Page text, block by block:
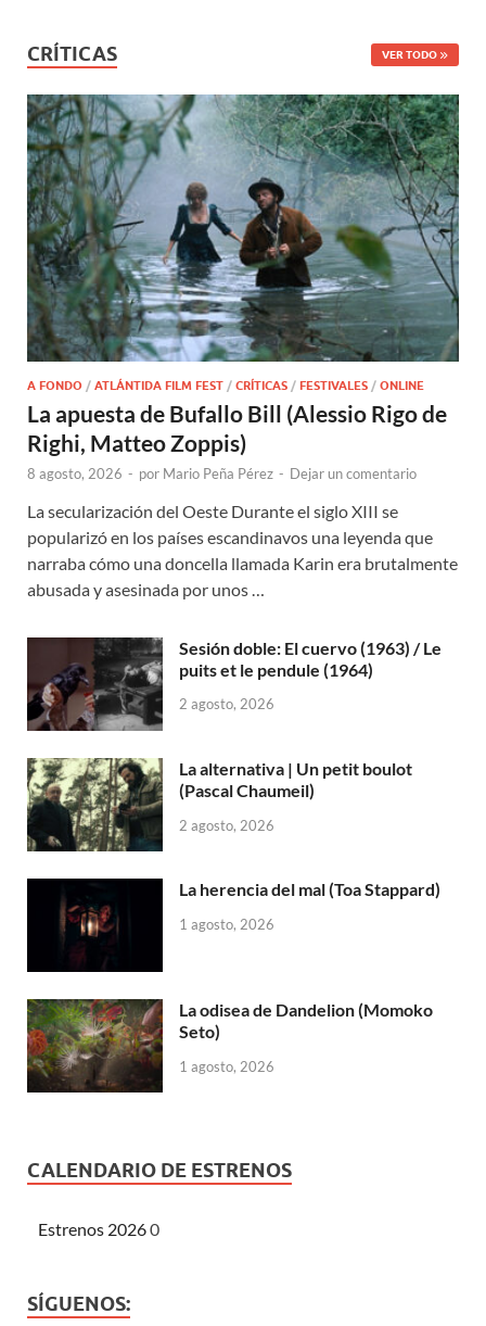
CRÍTICAS VER TODO
A FONDO / ATLÁNTIDA FILM FEST / CRÍTICAS / FESTIVALES / ONLINE
La apuesta de Bufallo Bill (Alessio Rigo de
Righi, Matteo Zoppis)
8 agosto, 2026 - por Mario Peña Pérez - Dejar un comentario
La secularización del Oeste Durante el siglo XIII se
popularizó en los países escandinavos una leyenda que
narraba cómo una doncella llamada Karin era brutalmente
abusada y asesinada por unos …
Sesión doble: El cuervo (1963) / Le
puits et le pendule (1964)
2 agosto, 2026
La alternativa | Un petit boulot
(Pascal Chaumeil)
2 agosto, 2026
La herencia del mal (Toa Stappard)
1 agosto, 2026
La odisea de Dandelion (Momoko
Seto)
1 agosto, 2026
CALENDARIO DE ESTRENOS
Estrenos 20260
SÍGUENOS: